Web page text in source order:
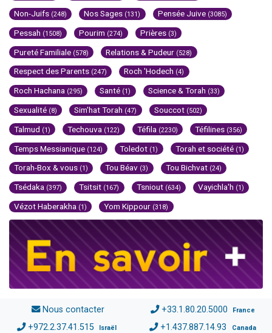
Non-Juifs (248) Nos Sages (131) Pensée Juive (3085)
Pessah (1508) Pourim (274) Prières (3)
Pureté Familiale (578) Relations & Pudeur (528)
Respect des Parents (247) Roch 'Hodech (4)
Roch Hachana (295) Santé (1) Science & Torah (33)
Sexualité (8) Sim'hat Torah (47) Souccot (502)
Talmud (1) Techouva (122) Téfila (2230) Téfilines (356)
Temps Messianique (124) Toledot (1) Torah et société (1)
Torah-Box & vous (1) Tou Béav (3) Tou Bichvat (24)
Tsédaka (397) Tsitsit (167) Tsniout (634) Vayichla'h (1)
Vézot Haberakha (1) Yom Kippour (318)
Nous contacter +33.1.80.20.5000 France
+972.2.37.41.515 Israël +1.437.887.14.93 Canada